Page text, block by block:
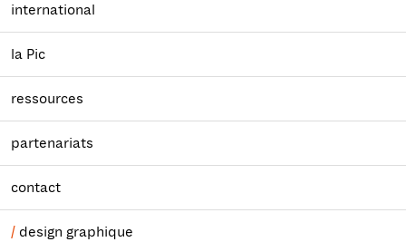
international
la Pic
ressources
partenariats
contact
design graphique